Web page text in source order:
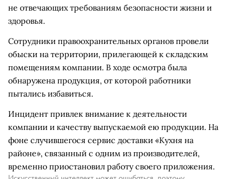
не отвечающих требованиям безопасности жизни и
здоровья.
Сотрудники правоохранительных органов провели
обыски на территории, прилегающей к складским
помещениям компании. В ходе осмотра была
обнаружена продукция, от которой работники
пытались избавиться.
Инцидент привлек внимание к деятельности
компании и качеству выпускаемой ею продукции. На
фоне случившегося сервис доставки «Кухня на
районе», связанный с одним из производителей,
временно приостановил работу своего приложения.